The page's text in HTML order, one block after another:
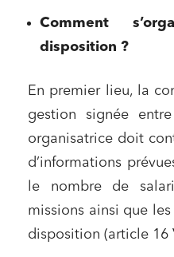
Comment
disposition ?
En premier lieu, la
gestion signée
organisatrice doit
d’informations
le nombre de
missions ainsi que
disposition (article 16